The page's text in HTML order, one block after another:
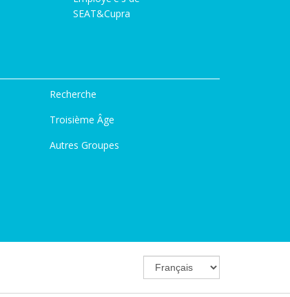
SEAT&Cupra
Recherche
Troisième Âge
Autres Groupes